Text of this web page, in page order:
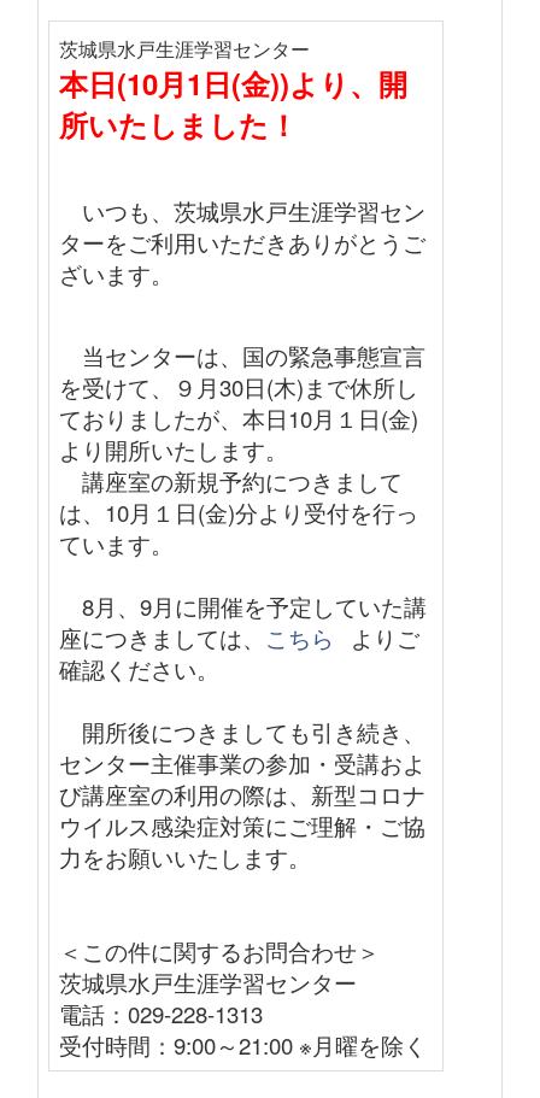
茨城県水戸生涯学習センター
本日(10月1日(金))より、開
所いたしました！
いつも、茨城県水戸生涯学習セン
ターをご利用いただきありがとうご
ざいます。
当センターは、国の緊急事態宣言
を受けて、９月30日(木)まで休所し
ておりましたが、本日10月１日(金)
より開所いたします。
講座室の新規予約につきまして
は、10月１日(金)分より受付を行っ
ています。
8月、9月に開催を予定していた講
座につきましては、 こちら
よりご
確認ください。
開所後につきましても引き続き、
センター主催事業の参加・受講およ
び講座室の利用の際は、新型コロナ
ウイルス感染症対策にご理解・ご協
力をお願いいたします。
＜この件に関するお問合わせ＞
茨城県水戸生涯学習センター
電話：029-228-1313
受付時間：9:00～21:00 ※月曜を除く